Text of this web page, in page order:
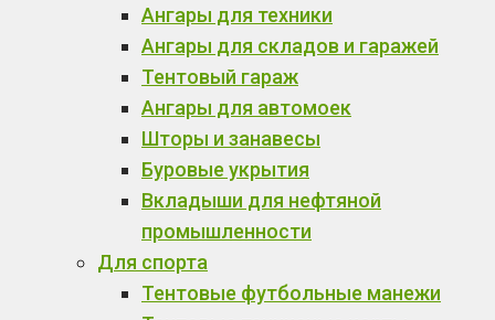
Ангары для техники
Ангары для складов и гаражей
Тентовый гараж
Ангары для автомоек
Шторы и занавесы
Буровые укрытия
Вкладыши для нефтяной
промышленности
Для спорта
Тентовые футбольные манежи